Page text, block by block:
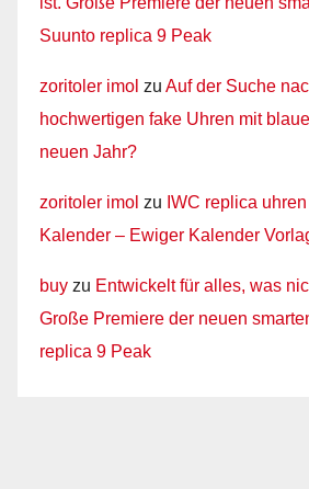
Suunto replica 9 Peak
zoritoler imol zu Auf der Suche
hochwertigen fake Uhren mit
neuen Jahr?
zoritoler imol zu IWC replica
Kalender – Ewiger Kalender
buy zu Entwickelt für alles, was
Große Premiere der neuen
replica 9 Peak